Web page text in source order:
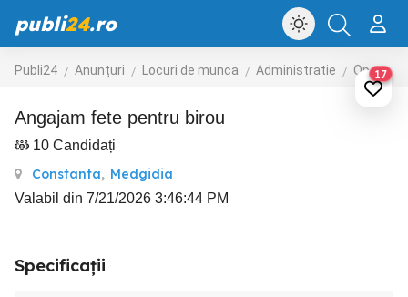
publi24.ro
Publi24 Anunțuri Locuri de munca Administratie Operatori calculator17
Angajam fete pentru birou
10 Candidați
Constanta, Medgidia
Valabil din 7/21/2026 3:46:44 PM
Specificații